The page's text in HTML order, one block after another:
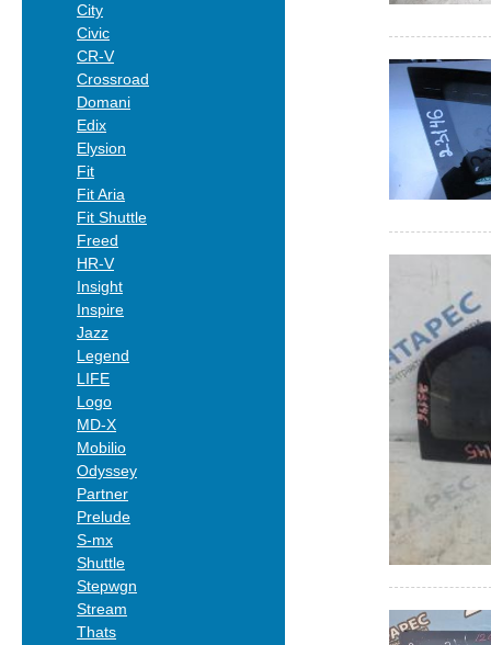
City
Civic
CR-V
Crossroad
Domani
Edix
Elysion
Fit
Fit Aria
Fit Shuttle
Freed
HR-V
Insight
Inspire
Jazz
Legend
LIFE
Logo
MD-X
Mobilio
Odyssey
Partner
Prelude
S-mx
Shuttle
Stepwgn
Stream
Thats